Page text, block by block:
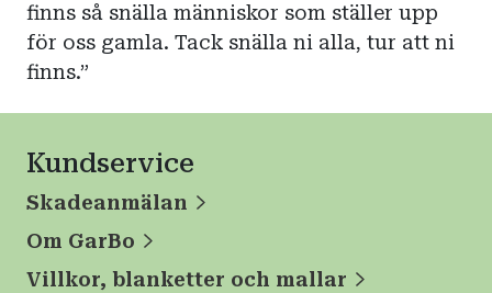
finns så snälla människor som ställer upp
för oss gamla. Tack snälla ni alla, tur att ni
finns.”
Kundservice
Skadeanmälan
Om GarBo
Villkor, blanketter och mallar